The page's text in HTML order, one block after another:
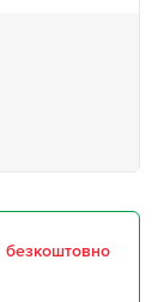
безкоштовно